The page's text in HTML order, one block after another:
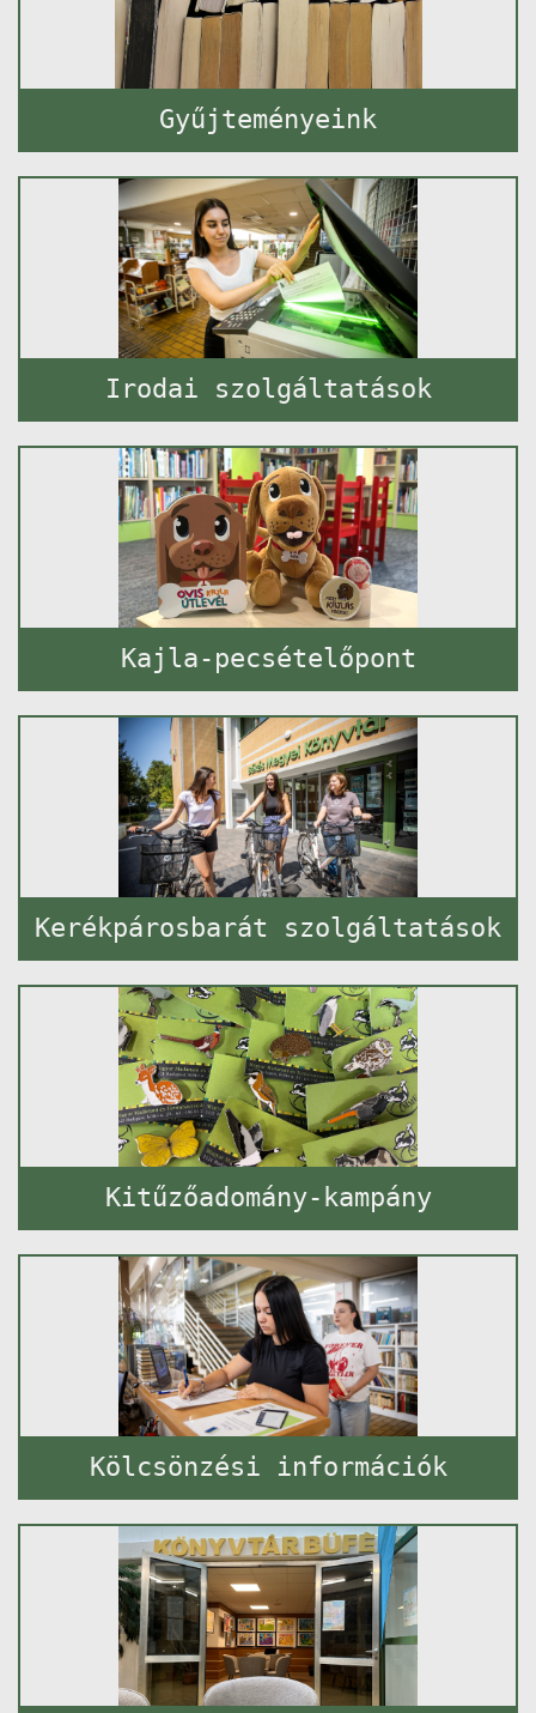
Gyűjteményeink
Irodai szolgáltatások
Kajla-pecsételőpont
Kerékpárosbarát szolgáltatások
Kitűzőadomány-kampány
Kölcsönzési információk